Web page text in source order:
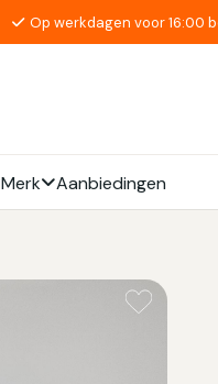
Op werkdagen voor 16:00
Merk Aanbiedingen